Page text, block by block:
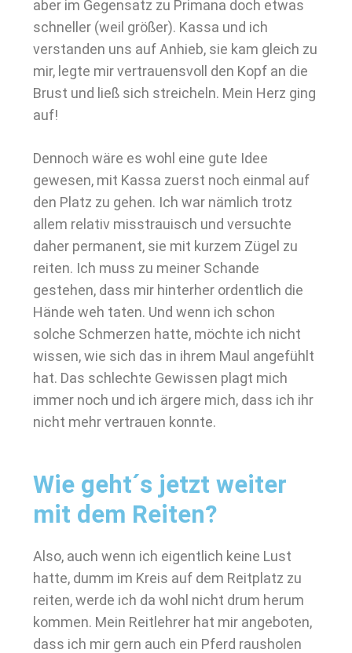
aber im Gegensatz zu Primana doch etwas
schneller (weil größer). Kassa und ich
verstanden uns auf Anhieb, sie kam gleich zu
mir, legte mir vertrauensvoll den Kopf an die
Brust und ließ sich streicheln. Mein Herz ging
auf!
Dennoch wäre es wohl eine gute Idee
gewesen, mit Kassa zuerst noch einmal auf
den Platz zu gehen. Ich war nämlich trotz
allem relativ misstrauisch und versuchte
daher permanent, sie mit kurzem Zügel zu
reiten. Ich muss zu meiner Schande
gestehen, dass mir hinterher ordentlich die
Hände weh taten. Und wenn ich schon
solche Schmerzen hatte, möchte ich nicht
wissen, wie sich das in ihrem Maul angefühlt
hat. Das schlechte Gewissen plagt mich
immer noch und ich ärgere mich, dass ich ihr
nicht mehr vertrauen konnte.
Wie geht´s jetzt weiter
mit dem Reiten?
Also, auch wenn ich eigentlich keine Lust
hatte, dumm im Kreis auf dem Reitplatz zu
reiten, werde ich da wohl nicht drum herum
kommen. Mein Reitlehrer hat mir angeboten,
dass ich mir gern auch ein Pferd rausholen